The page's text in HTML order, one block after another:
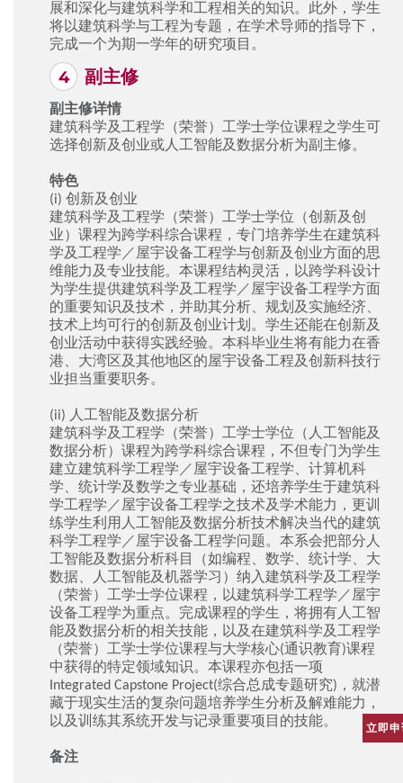
展和深化与建筑科学和工程相关的知识。此外，学生
将以建筑科学与工程为专题，在学术导师的指导下，
完成一个为期一学年的研究项目。
副主修
副主修详情
建筑科学及工程学（荣誉）工学士学位课程之学生可
选择创新及创业或人工智能及数据分析为副主修。
特色
(i) 创新及创业
建筑科学及工程学（荣誉）工学士学位（创新及创
业）课程为跨学科综合课程，专门培养学生在建筑科
学及工程学／屋宇设备工程学与创新及创业方面的思
维能力及专业技能。本课程结构灵活，以跨学科设计
为学生提供建筑科学及工程学／屋宇设备工程学方面
的重要知识及技术，并助其分析、规划及实施经济、
技术上均可行的创新及创业计划。学生还能在创新及
创业活动中获得实践经验。本科毕业生将有能力在香
港、大湾区及其他地区的屋宇设备工程及创新科技行
业担当重要职务。
(ii) 人工智能及数据分析
建筑科学及工程学（荣誉）工学士学位（人工智能及
数据分析）课程为跨学科综合课程，不但专门为学生
建立建筑科学工程学／屋宇设备工程学、计算机科
学、统计学及数学之专业基础，还培养学生于建筑科
学工程学／屋宇设备工程学之技术及学术能力，更训
练学生利用人工智能及数据分析技术解决当代的建筑
科学工程学／屋宇设备工程学问题。本系会把部分人
工智能及数据分析科目（如编程、数学、统计学、大
数据、人工智能及机器学习）纳入建筑科学及工程学
（荣誉）工学士学位课程，以建筑科学工程学／屋宇
设备工程学为重点。完成课程的学生，将拥有人工智
能及数据分析的相关技能，以及在建筑科学及工程学
（荣誉）工学士学位课程与大学核心(通识教育)课程
中获得的特定领域知识。本课程亦包括一项
Integrated Capstone Project(综合总成专题研究)，就潜
藏于现实生活的复杂问题培养学生分析及解难能力，
以及训练其系统开发与记录重要项目的技能。
备注
立即